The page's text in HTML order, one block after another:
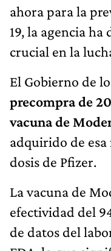
ahora para la
19, la agencia
crucial en la
El Gobierno de
precompra de
vacuna de
adquirido de
dosis de Pfizer.
La vacuna de
efectividad del
de datos del